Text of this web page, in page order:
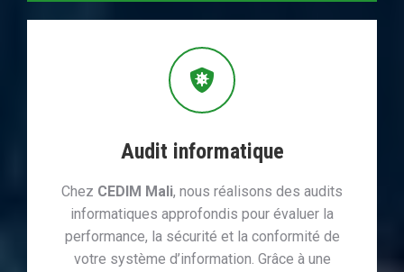
Audit informatique
Chez CEDIM Mali, nous réalisons des audits
informatiques approfondis pour évaluer la
performance, la sécurité et la conformité de
votre système d’information. Grâce à une